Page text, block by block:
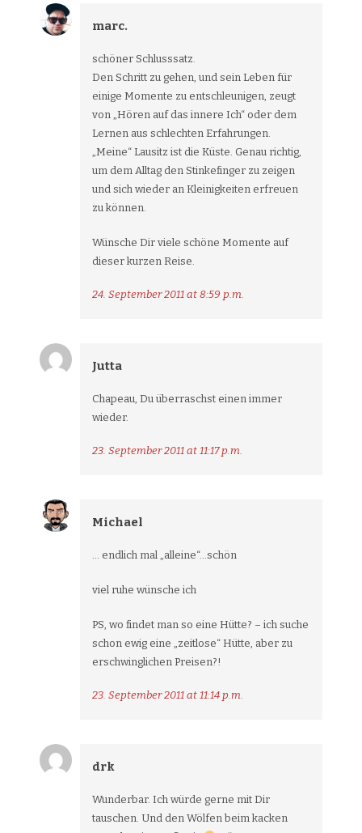
marc.
schöner Schlusssatz.
Den Schritt zu gehen, und sein Leben für
einige Momente zu entschleunigen, zeugt
von „Hören auf das innere Ich“ oder dem
Lernen aus schlechten Erfahrungen.
„Meine“ Lausitz ist die Küste. Genau richtig,
um dem Alltag den Stinkefinger zu zeigen
und sich wieder an Kleinigkeiten erfreuen
zu können.
Wünsche Dir viele schöne Momente auf
dieser kurzen Reise.
24. September 2011 at 8:59 p.m.
Jutta
Chapeau, Du überraschst einen immer
wieder.
23. September 2011 at 11:17 p.m.
Michael
… endlich mal „alleine“…schön
viel ruhe wünsche ich
PS, wo findet man so eine Hütte? – ich suche
schon ewig eine „zeitlose“ Hütte, aber zu
erschwinglichen Preisen?!
23. September 2011 at 11:14 p.m.
drk
Wunderbar. Ich würde gerne mit Dir
tauschen. Und den Wölfen beim kacken